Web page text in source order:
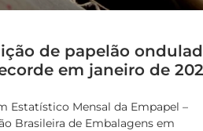
de papelão
em janeiro de
Estatístico Mensal da Empapel –
Brasileira de Embalagens em